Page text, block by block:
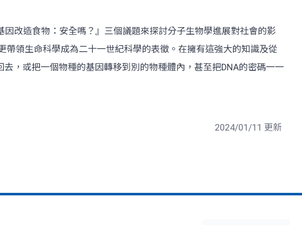
改造食物：安全嗎？』三個議題來探討分子生物學進展對社會的影
領生命科學成為二十一世紀科學的表徵。在擁有這強大的知識及從
，或把一個物種的基因轉移到別的物種體內，甚至把DNA的密碼一一
2024/01/11 更新